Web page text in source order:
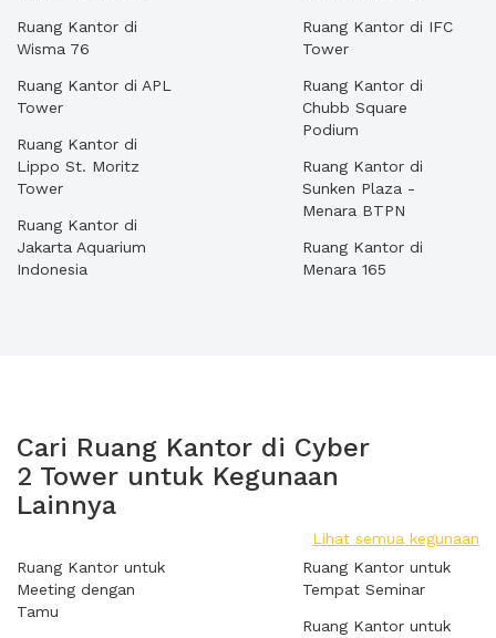
Ruang Kantor di
Wisma 76
Ruang Kantor di APL
Tower
Ruang Kantor di
Lippo St. Moritz
Tower
Ruang Kantor di
Jakarta Aquarium
Indonesia
Ruang Kantor di IFC
Tower
Ruang Kantor di
Chubb Square
Podium
Ruang Kantor di
Sunken Plaza -
Menara BTPN
Ruang Kantor di
Menara 165
Cari Ruang Kantor di Cyber
2 Tower untuk Kegunaan
Lainnya
Lihat semua kegunaan
Ruang Kantor untuk
Meeting dengan
Tamu
Ruang Kantor untuk
Tempat Seminar
Ruang Kantor untuk